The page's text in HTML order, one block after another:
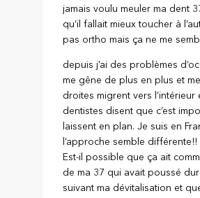
jamais voulu meuler ma dent
qu’il fallait mieux toucher à
pas ortho mais ça ne me
depuis j’ai des problèmes
me gêne de plus en plus et
droites migrent vers l’intérieur
dentistes disent que c’est
laissent en plan. Je suis en
l’approche semble différente!!
Est-il possible que ça ait
de ma 37 qui avait poussé
suivant ma dévitalisation et